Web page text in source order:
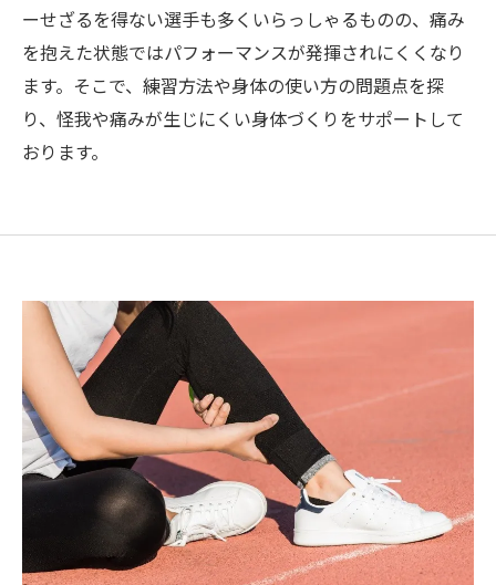
ーせざるを得ない選手も多くいらっしゃるものの、痛み
を抱えた状態ではパフォーマンスが発揮されにくくなり
ます。そこで、練習方法や身体の使い方の問題点を探
り、怪我や痛みが生じにくい身体づくりをサポートして
おります。